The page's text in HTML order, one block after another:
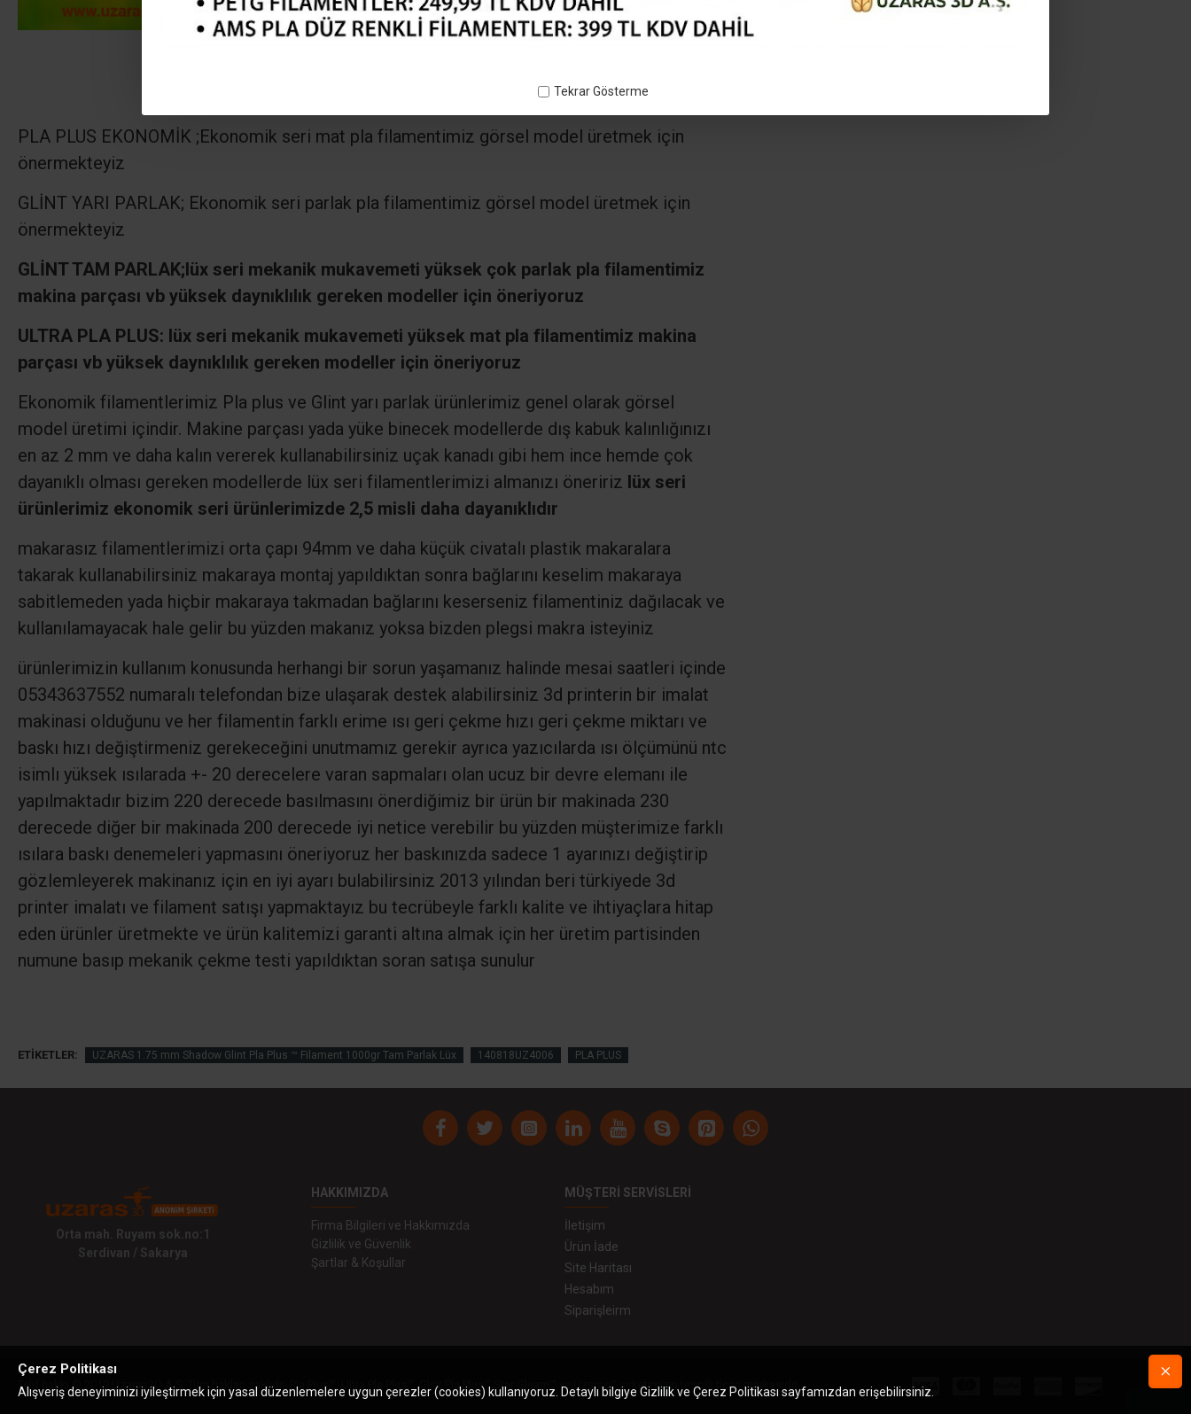
Tekrar Gösterme
PLA PLUS EKONOMİK ;Ekonomik seri mat pla filamentimiz görsel model üretmek için
önermekteyiz
GLİNT YARI PARLAK; Ekonomik seri parlak pla filamentimiz görsel model üretmek için
önermekteyiz
GLİNT TAM PARLAK;lüx seri mekanik mukavemeti yüksek çok parlak pla filamentimiz
makina parçası vb yüksek daynıklılık gereken modeller için öneriyoruz
ULTRA PLA PLUS: lüx seri mekanik mukavemeti yüksek mat pla filamentimiz makina
parçası vb yüksek daynıklılık gereken modeller için öneriyoruz
Ekonomik filamentlerimiz Pla plus ve Glint yarı parlak ürünlerimiz genel olarak görsel
model üretimi içindir. Makine parçası yada yüke binecek modellerde dış kabuk kalınlığınızı
en az 2 mm ve daha kalın vererek kullanabilirsiniz uçak kanadı gibi hem ince hemde çok
dayanıklı olması gereken modellerde lüx seri filamentlerimizi almanızı öneririz lüx seri
ürünlerimiz ekonomik seri ürünlerimizde 2,5 misli daha dayanıklıdır
makarasız filamentlerimizi orta çapı 94mm ve daha küçük civatalı plastik makaralara
takarak kullanabilirsiniz makaraya montaj yapıldıktan sonra bağlarını keselim makaraya
sabitlemeden yada hiçbir makaraya takmadan bağlarını keserseniz filamentiniz dağılacak ve
kullanılamayacak hale gelir bu yüzden makanız yoksa bizden plegsi makra isteyiniz
ürünlerimizin kullanım konusunda herhangi bir sorun yaşamanız halinde mesai saatleri içinde
05343637552 numaralı telefondan bize ulaşarak destek alabilirsiniz 3d printerin bir imalat
makinasi olduğunu ve her filamentin farklı erime ısı geri çekme hızı geri çekme miktarı ve
baskı hızı değiştirmeniz gerekeceğini unutmamız gerekir ayrıca yazıcılarda ısı ölçümünü ntc
isimlı yüksek ısılarada +- 20 derecelere varan sapmaları olan ucuz bir devre elemanı ile
yapılmaktadır bizim 220 derecede basılmasını önerdiğimiz bir ürün bir makinada 230
derecede diğer bir makinada 200 derecede iyi netice verebilir bu yüzden müşterimize farklı
ısılara baskı denemeleri yapmasını öneriyoruz her baskınızda sadece 1 ayarınızı değiştirip
gözlemleyerek makinanız için en iyi ayarı bulabilirsiniz 2013 yılından beri türkiyede 3d
printer imalatı ve filament satışı yapmaktayız bu tecrübeyle farklı kalite ve ihtiyaçlara hitap
eden ürünler üretmekte ve ürün kalitemizi garanti altına almak için her üretim partisinden
numune basıp mekanik çekme testi yapıldıktan soran satışa sunulur
ETIKETLER: UZARAS 1.75 mm Shadow Glint Pla Plus ™ Filament 1000gr Tam Parlak Lüx 140818UZ4006 PLA PLUS
Orta mah. Ruyam sok.no:1
Serdivan / Sakarya
HAKKIMIZDA
Firma Bilgileri ve Hakkımızda
Gizlilik ve Güvenlik
Şartlar & Koşullar
MÜŞTERI SERVISLERI
İletişim
Ürün İade
Site Haritası
Hesabım
Siparişleirm
Telif hakkı © 2019 Uzaras3D A.Ş. Tüm hakları saklıdır. Pla Plus™, Ultra Pla Plus™, Glint Pla Plus™,Star Gleam™ ve Uzaras™ şirketimizin tescilli ticari markasıdır.
Çerez Politikası
Alışveriş deneyiminizi iyileştirmek için yasal düzenlemelere uygun çerezler (cookies) kullanıyoruz. Detaylı bilgiye Gizlilik ve Çerez Politikası sayfamızdan erişebilirsiniz.